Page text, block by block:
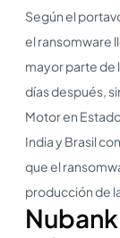
Según el
el ransomware
mayor parte de
días después,
Motor en
India y Brasil
que el
producción de